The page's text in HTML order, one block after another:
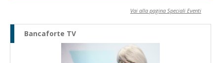
Vai alla pagina Speciali Eventi
Bancaforte TV